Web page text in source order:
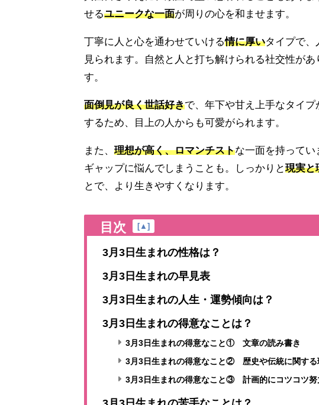
せるユニークな一面が周りの心を和ませます。
丁寧に人と心を通わせていける情に厚いタイプで
見られます。自然と人と打ち解けられる社交性が
す。
面倒見が良く世話好きで、年下や甘え上手なタイ
するため、目上の人からも可愛がられます。
また、 理想が高く、ロマンチストな一面を持って
ギャップに悩んでしまうことも。しっかりと現実と
とで、より生きやすくなります。
目次 [▲]
3月3日生まれの性格は？
3月3日生まれの早見表
3月3日生まれの人生・運勢傾向は？
3月3日生まれの得意なことは？
3月3日生まれの得意なこと① 文章の読み書き
3月3日生まれの得意なこと② 歴史や伝統に関する
3月3日生まれの得意なこと③ 計画的にコツコツ努